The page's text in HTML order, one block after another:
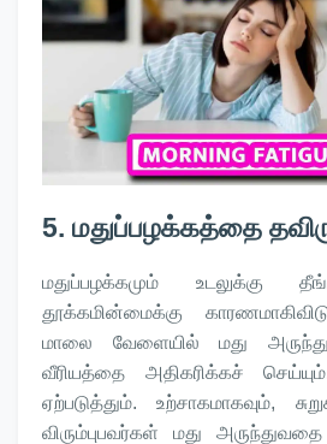
5. மதுப்பழக்கத்தை
மதுப்பழக்கமும் உடலுக்கு
தூக்கமின்மைக்கு
மாலை வேளையில் மது
வீரியத்தை அதிகரிக்கச்
ஏற்படுத்தும். உற்சாகமாகவும்,
விரும்புபவர்கள் மது